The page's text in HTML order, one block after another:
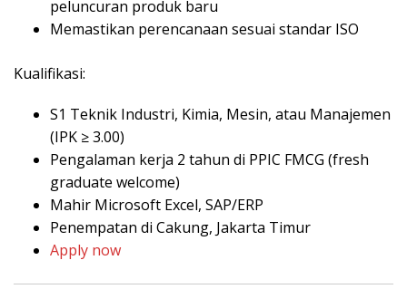
peluncuran produk baru
Memastikan perencanaan sesuai standar ISO
Kualifikasi:
S1 Teknik Industri, Kimia, Mesin, atau Manajemen
(IPK ≥ 3.00)
Pengalaman kerja 2 tahun di PPIC FMCG (fresh
graduate welcome)
Mahir Microsoft Excel, SAP/ERP
Penempatan di Cakung, Jakarta Timur
Apply now